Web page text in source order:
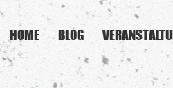
HOME BLOG